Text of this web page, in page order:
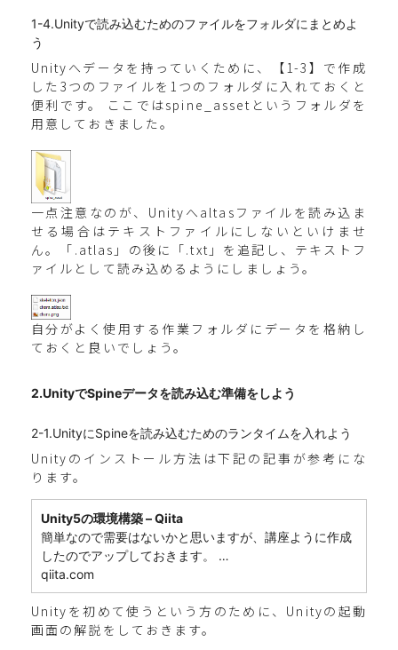
1-4.Unityで読み込むためのファイルをフォルダにまとめよ
う
Unityへデータを持っていくために、【1-3】で作成
した3つのファイルを1つのフォルダに入れておくと
便利です。 ここではspine_assetというフォルダを
用意しておきました。
一点注意なのが、Unityへaltasファイルを読み込ま
せる場合はテキストファイルにしないといけませ
ん。「.atlas」の後に「.txt」を追記し、テキストフ
ァイルとして読み込めるようにしましょう。
自分がよく使用する作業フォルダにデータを格納し
ておくと良いでしょう。
2.UnityでSpineデータを読み込む準備をしよう
2-1.UnityにSpineを読み込むためのランタイムを入れよう
Unityのインストール方法は下記の記事が参考にな
ります。
Unity5の環境構築 – Qiita
簡単なので需要はないかと思いますが、講座ように作成
したのでアップしておきます。 …
qiita.com
Unityを初めて使うという方のために、Unityの起動
画面の解説をしておきます。